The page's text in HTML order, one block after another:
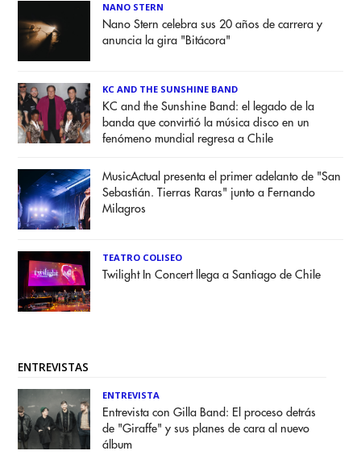
NANO STERN
Nano Stern celebra sus 20 años de carrera y
anuncia la gira "Bitácora"
KC AND THE SUNSHINE BAND
KC and the Sunshine Band: el legado de la
banda que convirtió la música disco en un
fenómeno mundial regresa a Chile
MusicActual presenta el primer adelanto de "San
Sebastián. Tierras Raras" junto a Fernando
Milagros
TEATRO COLISEO
Twilight In Concert llega a Santiago de Chile
ENTREVISTAS
ENTREVISTA
Entrevista con Gilla Band: El proceso detrás
de "Giraffe" y sus planes de cara al nuevo
álbum